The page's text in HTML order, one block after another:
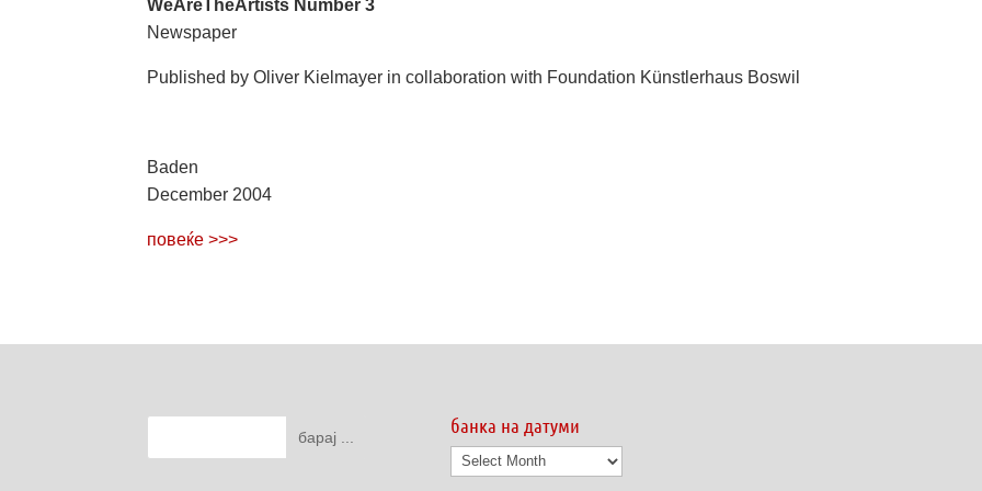
WeAreTheArtists Number 3
Newspaper
Published by Oliver Kielmayer in collaboration with Foundation Künstlerhaus Boswil
Baden
December 2004
повеќе >>>
банка на датуми
банка